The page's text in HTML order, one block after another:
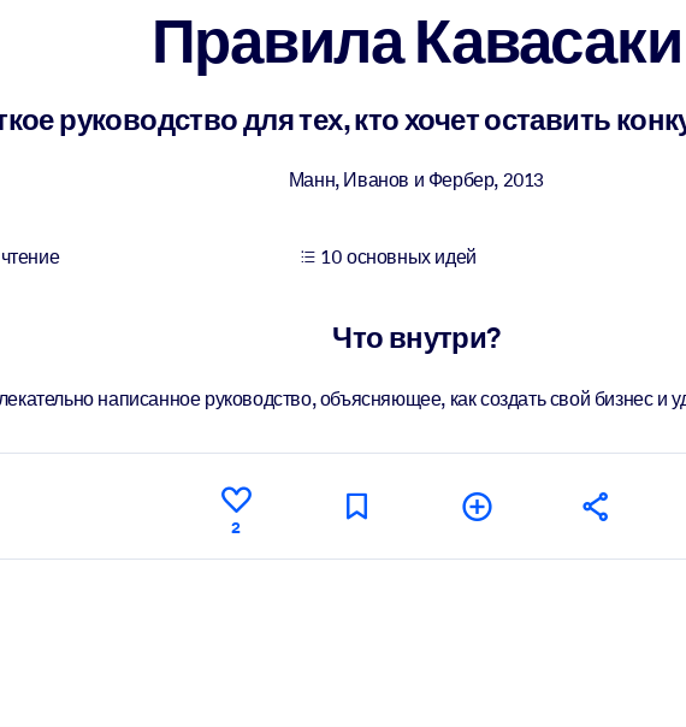
и готовыми к использованию бизнес-знаниями.
для улучшения результатов ваших ИИ-систем.
Правила Кавасаки
руководство для тех, кто хочет оставить
Манн, Иванов и Фербер, 2013
10 основных идей
Что внутри?
написанное руководство, объясняющее, как создать свой бизнес и
2